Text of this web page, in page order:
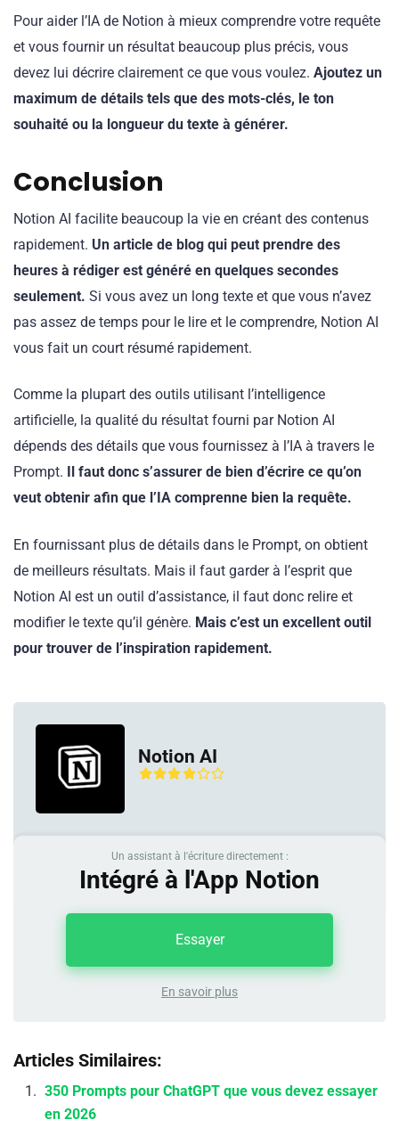
Pour aider l’IA de Notion à mieux comprendre votre requête
et vous fournir un résultat beaucoup plus précis, vous
devez lui décrire clairement ce que vous voulez. Ajoutez un
maximum de détails tels que des mots-clés, le ton
souhaité ou la longueur du texte à générer.
Conclusion
Notion AI facilite beaucoup la vie en créant des contenus
rapidement. Un article de blog qui peut prendre des
heures à rédiger est généré en quelques secondes
seulement. Si vous avez un long texte et que vous n’avez
pas assez de temps pour le lire et le comprendre, Notion AI
vous fait un court résumé rapidement.
Comme la plupart des outils utilisant l’intelligence
artificielle, la qualité du résultat fourni par Notion AI
dépends des détails que vous fournissez à l’IA à travers le
Prompt.
Il faut donc s’assurer de bien d’écrire ce qu’on
veut obtenir afin que l’IA comprenne bien la requête.
En fournissant plus de détails dans le Prompt, on obtient
de meilleurs résultats. Mais il faut garder à l’esprit que
Notion AI est un outil d’assistance, il faut donc relire et
modifier le texte qu’il génère. Mais c’est un excellent outil
pour trouver de l’inspiration rapidement.
Notion AI
Un assistant à l'écriture directement :
Intégré à l'App Notion
En savoir plus
Essayer
Articles Similaires:
350 Prompts pour ChatGPT que vous devez essayer
en 2026